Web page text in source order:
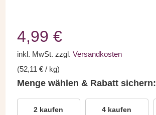
4,99 €
inkl. MwSt. zzgl. Versandkosten
(52,11 €/ kg)
Menge wählen & Rabatt sichern:
2 kaufen 4 kaufen